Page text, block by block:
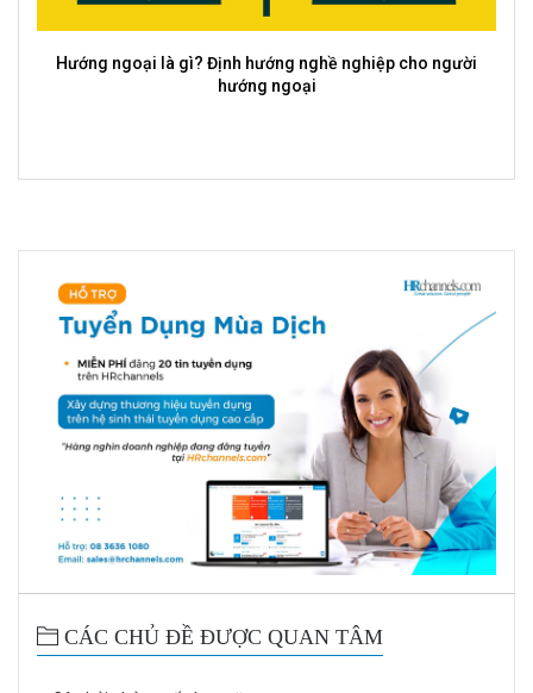
ngoại là gì? Định hướng nghề nghiệp cho người
hướng ngoại
CÁC CHỦ ĐỀ ĐƯỢC QUAN TÂM